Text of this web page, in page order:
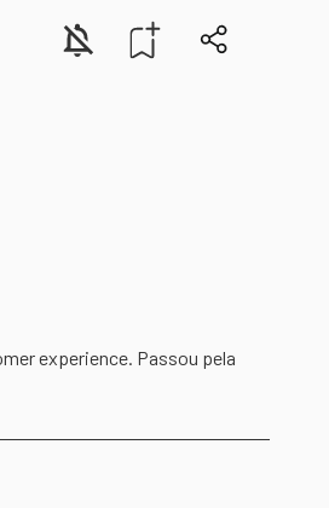
experience. Passou pela